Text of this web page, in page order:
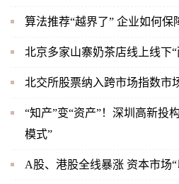
算法推荐“越界了” 企业如何保
北京多家山寨奶茶店线上线下“
北交所股票纳入跨市场指数市
“知产”变“资产”！深圳高新投
模式”
A股、港股全线暴涨 资本市场